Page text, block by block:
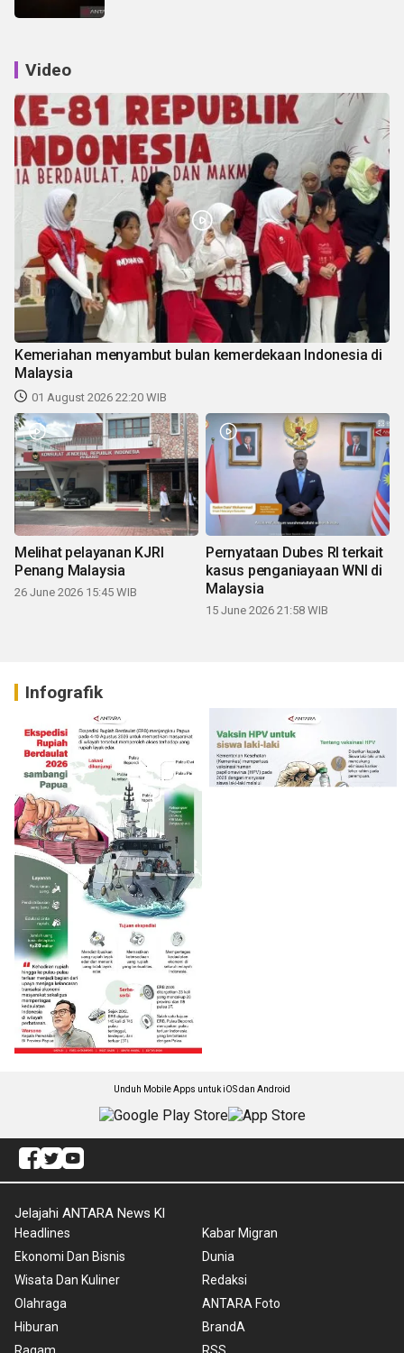
Video
Kemeriahan menyambut bulan kemerdekaan Indonesia di
Malaysia
01 August 2026 22:20 WIB
Melihat pelayanan KJRI
Penang Malaysia
26 June 2026 15:45 WIB
Pernyataan Dubes RI terkait
kasus penganiayaan WNI di
Malaysia
15 June 2026 21:58 WIB
Infografik
Unduh Mobile Apps untuk iOS dan Android
Jelajahi ANTARA News Kl
Headlines
Ekonomi Dan Bisnis
Wisata Dan Kuliner
Olahraga
Hiburan
Kabar Migran
Dunia
Redaksi
ANTARA Foto
BrandA